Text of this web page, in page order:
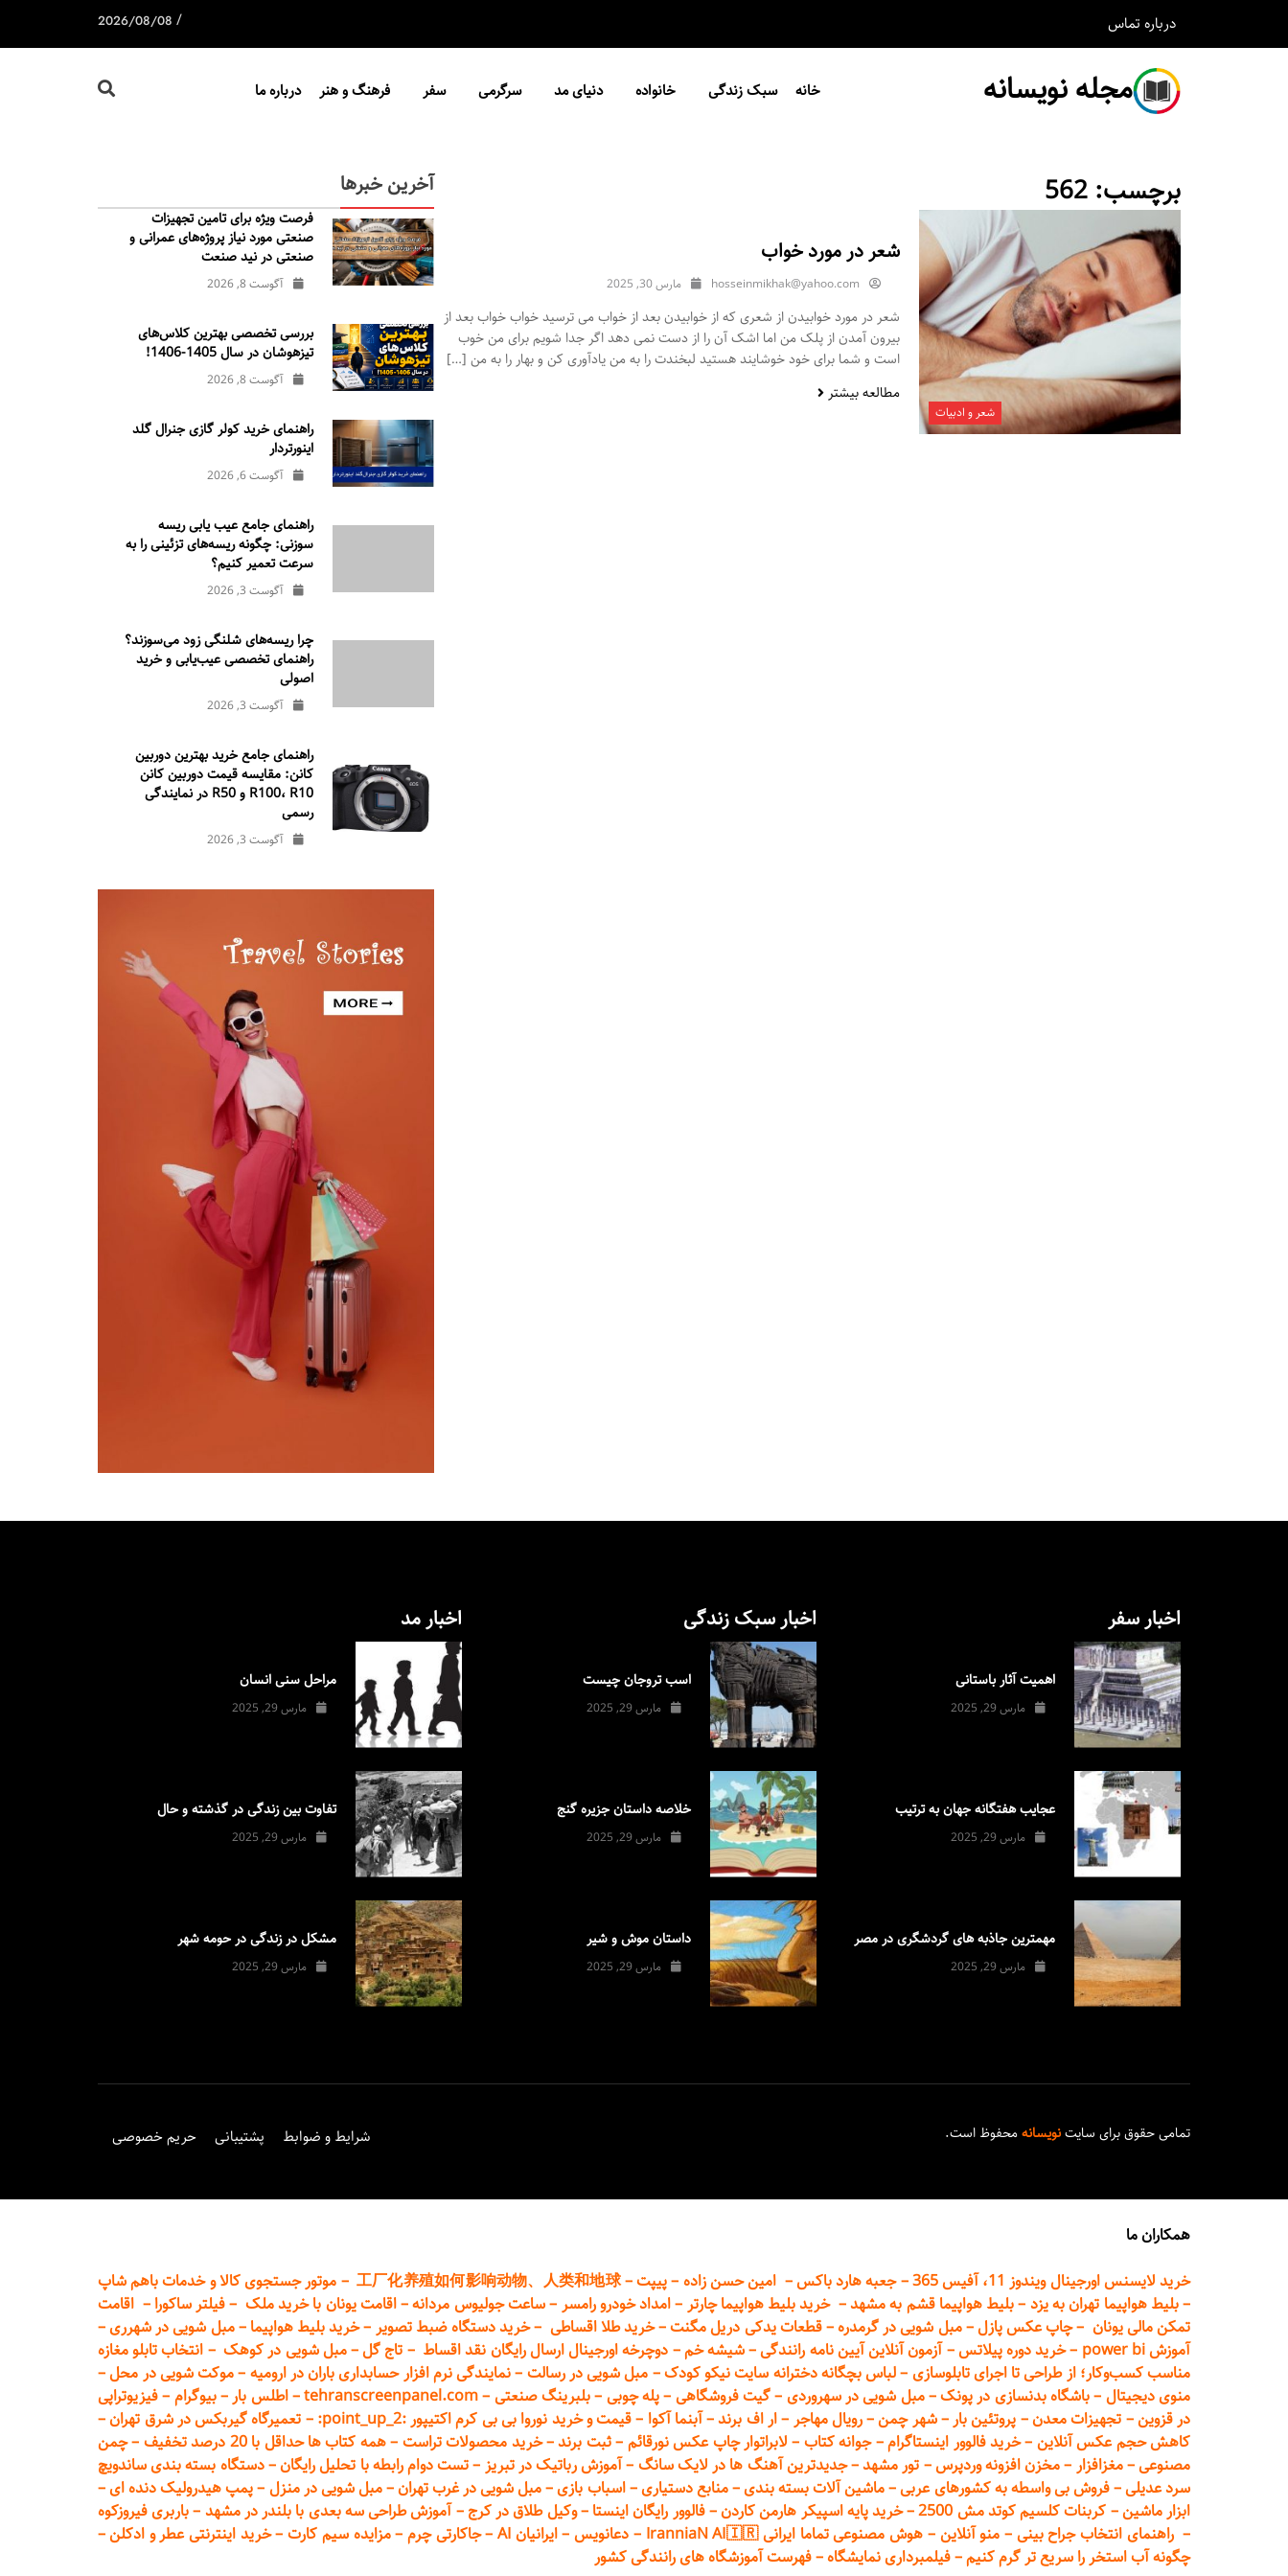
درباره تماس /
2026/08/08
مجله نویسانه خانه سبک زندگی خانواده دنیای مد سرگرمی سفر فرهنگ و هنر درباره ما
برچسب: 562
شعر و ادبیات
شعر در مورد خواب
hosseinmikhak@yahoo.com مارس 30, 2025
شعر در مورد خوابیدن از شعری که از خوابیدن بعد از خواب می ترسید خواب خواب بعد از
بیرون آمدن از پلک من اما اشک آن را از دست نمی دهد اگر جدا شویم برای من خوب
است و شما برای خود خوشایند هستید لبخندت را به من یادآوری کن و بهار را به من […]
مطالعه بیشتر
آخرین خبرها
فرصت ویژه برای تامین تجهیزات
صنعتی مورد نیاز پروژه‌های عمرانی و
صنعتی در نید صنعت
آگوست 8, 2026
بررسی تخصصی بهترین کلاس‌های
تیزهوشان در سال 1405-1406!
آگوست 8, 2026
راهنمای خرید کولر گازی جنرال‌ گلد
اینورتر‌دار
آگوست 6, 2026
راهنمای جامع عیب یابی ریسه
سوزنی: چگونه ریسه‌های تزئینی را به
سرعت تعمیر کنیم؟
آگوست 3, 2026
چرا ریسه‌های شلنگی زود می‌سوزند؟
راهنمای تخصصی عیب‌یابی و خرید
اصولی
آگوست 3, 2026
راهنمای جامع خرید بهترین دوربین
کانن: مقایسه قیمت دوربین کانن
R100، R10 و R50 در نمایندگی
رسمی
آگوست 3, 2026
اخبار سفر
اهمیت آثار باستانی
مارس 29, 2025
عجایب هفتگانه جهان به ترتیب
مارس 29, 2025
مهمترین جاذبه های گردشگری در مصر
مارس 29, 2025
اخبار سبک زندگی
اسب تروجان چیست
مارس 29, 2025
خلاصه داستان جزیره گنج
مارس 29, 2025
داستان موش و شیر
مارس 29, 2025
اخبار مد
مراحل سنی انسان
مارس 29, 2025
تفاوت بین زندگی در گذشته و حال
مارس 29, 2025
مشکل در زندگی در حومه شهر
مارس 29, 2025
تمامی حقوق برای سایتنویسانهمحفوظ است. شرایط و ضوابط پشتیبانی حریم خصوصی
همکاران ما
خرید لایسنس اورجینال ویندوز 11، آفیس 365
–جعبه هارد باکس– امین حسن زاده –پیپت–
工厂化养殖如何影响动物、人类和地球
– موتور جستجوی کالا و خدمات باهم شاپ
–بلیط هواپیما تهرانبه یزد –بلیط هواپیما قشم به مشهد–خرید بلیط هواپیما چارتر –امداد خودرورامسر –ساعت جولیوس مردانه–اقامت یونان با خرید ملک –فیلتر ساکورا – اقامت
تمکن مالی یونان –چاپ عکس پازل–مبل شویی در گرمدره–قطعاتیدکی دریل مگنت–خرید طلا اقساطی –خرید دستگاه ضبط تصویر –خرید بلیط هواپیما –مبل شویی در شهرری–
آموزش power bi
–خرید دورهپیلاتس–آزمون آنلاین آیین نامه رانندگی–شیشه خم– دوچرخه اورجینال ارسال رایگان نقد اقساط – تاج گل–مبل شویی در کوهک– انتخاب تابلو مغازه
مناسب کسب‌وکار؛ از طراحی تا اجرای تابلوسازی –لباس بچگانه دخترانه سایت نیکو کودک– مبل شویی در رسالت –نمایندگی نرم افزار حسابداری باران در ارومیه –موکت شویی در محل–
منوی دیجیتال –باشگاه بدنسازی در پونک–مبل شویی در سهروردی –گیت فروشگاهی –پله چوبی –بلبرینگ صنعتی –
tehranscreenpanel.com
–اطلس بار –بیوگرام –فیزیوتراپی
در قزوین– تجهیزات معدن– پروتئین بار –شهر چمن–رویال مهاجر –ار اف برند–آبنما آکوا –قیمت و خرید نوروا بی بی کرم اکتیپور :point_up_2: – تعمیرگاه گیربکس در شرق تهران–
کاهش حجم عکس آنلاین –خرید فالوور اینستاگرام–جوانه کتاب – لابراتوار چاپ عکس نورقائم –ثبت برند–خرید محصولات تراست –همه کتاب ها حداقل با 20 درصد تخفیف –چمن
مصنوعی–مغزافزار –مخزن افزونه وردپرس– تور مشهد–جدیدترین آهنگ ها در لایک سانگ –آموزشرباتیک در تبریز –تست دوام رابطه با تحلیل رایگان–دستگاه بسته‌ بندی ساندویچ
سرد عدیلی–فروش بی واسطه بهکشورهای عربی–ماشین آلات بسته بندی–منابع دستیاری–اسباب بازی–مبل شویی در غرب تهران–مبل شویی در منزل –پمپ هیدرولیک دنده ای–
ابزار ماشین– کربنات کلسیم کوتد مش 2500 –خرید پایه اسپیکر هارمن کاردن–فالوور رایگان اینستا –وکیل طلاق در کرج –آموزش طراحی سه بعدی با بلندر در مشهد –باربری فیروزکوه
–راهنمای انتخاب جراح بینی – منو آنلاین – هوش مصنوعی تماما ایرانی IranniaN AI🇮🇷 – دعانویس–ایرانیان AI –جاکارتی چرم –مزایده سیم کارت–خرید اینترنتی عطر و ادکلن–
چگونه آب استخر را سریع تر گرم کنیم–فیلمبرداری نمایشگاه–فهرست آموزشگاه های رانندگی کشور